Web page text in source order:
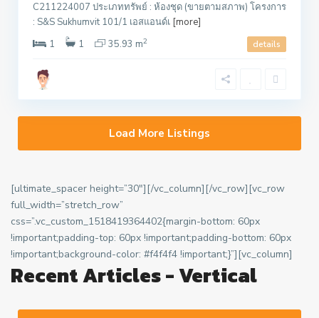
C211224007 ประเภททรัพย์ : ห้องชุด (ขายตามสภาพ) โครงการ
: S&S Sukhumvit 101/1 เอสแอนด์เ [more]
1
1 35.93 m2 details
Load More Listings
[ultimate_spacer height=”30″][/vc_column][/vc_row][vc_row
full_width=”stretch_row”
css=”.vc_custom_1518419364402{margin-bottom: 60px
!important;padding-top: 60px !important;padding-bottom: 60px
!important;background-color: #f4f4f4 !important;}”][vc_column]
Recent Articles - Vertical